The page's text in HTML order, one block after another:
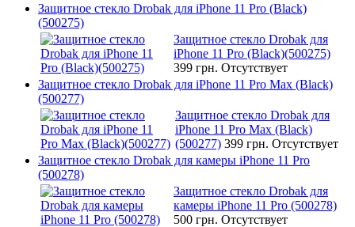
Защитное стекло Drobak для iPhone 11 Pro (Black)
(500275)
Защитное стекло Drobak для
iPhone 11 Pro (Black)(500275)
399 грн. Отсутствует
Защитное стекло Drobak для iPhone 11 Pro Max (Black)
(500277)
Защитное стекло Drobak для
iPhone 11 Pro Max (Black)
(500277) 399 грн. Отсутствует
Защитное стекло Drobak для камеры iPhone 11 Pro
(500278)
Защитное стекло Drobak для
камеры iPhone 11 Pro (500278)
500 грн. Отсутствует